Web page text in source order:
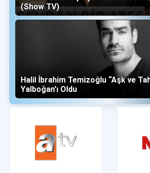
(Show TV)
Halil İbrahim Temizoğlu “Aşk ve
Yalboğan'ı Oldu